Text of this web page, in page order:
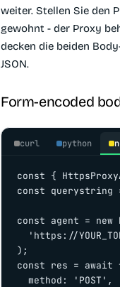
weiter. Stellen Sie den
gewohnt - der Proxy
decken die beiden
JSON.
Form-encoded
curl python
const {
const
const agent = new
'https://
);
const res =
  method: 'POST',